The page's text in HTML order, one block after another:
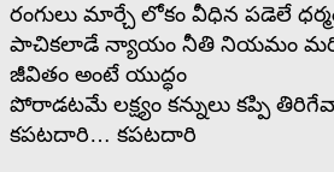
రంగులు మార్చే లోకం వీధిన పడెలే
పాచికలాడే న్యాయం నీతి నియమం
జీవితం అంటే యుద్ధం
పోరాడటమే లక్ష్యం కన్నులు కప్పి
కపటదారి… కపటదారి